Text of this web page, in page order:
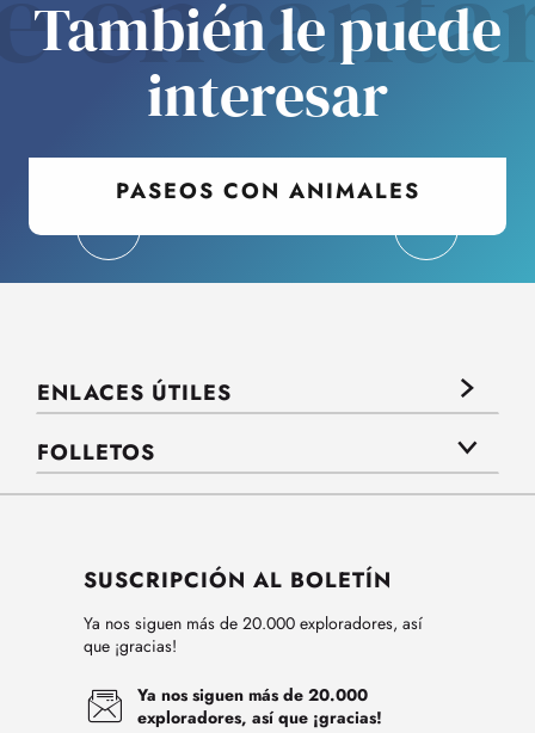
También le puede
interesar
PASEOS CON ANIMALES
ENLACES ÚTILES
FOLLETOS
SUSCRIPCIÓN AL BOLETÍN
Ya nos siguen más de 20.000 exploradores, así
que ¡gracias!
Ya nos siguen más de 20.000
exploradores, así que ¡gracias!